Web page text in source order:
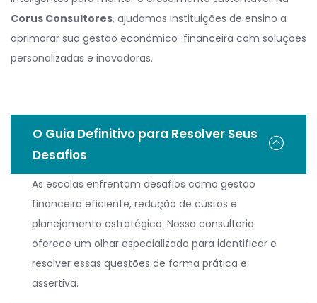
Corus Consultores, ajudamos instituições de ensino a
aprimorar sua gestão econômico-financeira com soluções
personalizadas e inovadoras.
O Guia Definitivo para Resolver Seus
Desafios
As escolas enfrentam desafios como gestão
financeira eficiente, redução de custos e
planejamento estratégico. Nossa consultoria
oferece um olhar especializado para identificar e
resolver essas questões de forma prática e
assertiva.